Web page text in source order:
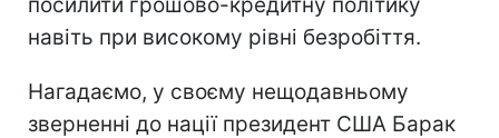
навіть при високому рівні безробіття.
Нагадаємо, у своєму нещодавньому
зверненні до нації президент США Барак